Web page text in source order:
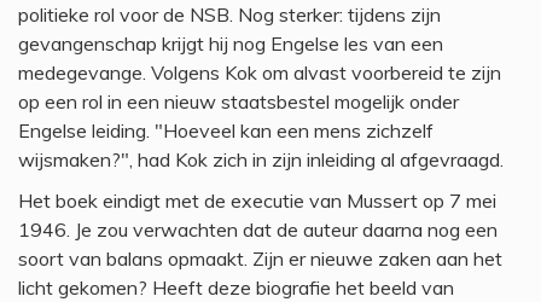
politieke rol voor de NSB. Nog sterker: tijdens zijn
gevangenschap krijgt hij nog Engelse les van een
medegevange. Volgens Kok om alvast voorbereid te zijn
op een rol in een nieuw staatsbestel mogelijk onder
Engelse leiding. "Hoeveel kan een mens zichzelf
wijsmaken?", had Kok zich in zijn inleiding al afgevraagd.
Het boek eindigt met de executie van Mussert op 7 mei
1946. Je zou verwachten dat de auteur daarna nog een
soort van balans opmaakt. Zijn er nieuwe zaken aan het
licht gekomen? Heeft deze biografie het beeld van